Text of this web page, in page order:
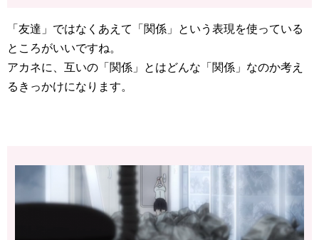
「友達」ではなくあえて「関係」という表現を使っている
ところがいいですね。
アカネに、互いの「関係」とはどんな「関係」なのか考え
るきっかけになります。